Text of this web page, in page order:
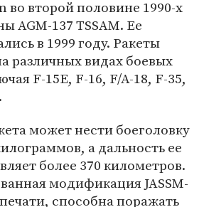
во второй половине 1990-х
AGM-137 TSSAM. Ее
в 1999 году. Ракеты
различных видах боевых
F-15E, F-16, F/A-18, F-35,
может нести боеголовку
а дальность ее
более 370 километров.
модификация JASSM-
способна поражать